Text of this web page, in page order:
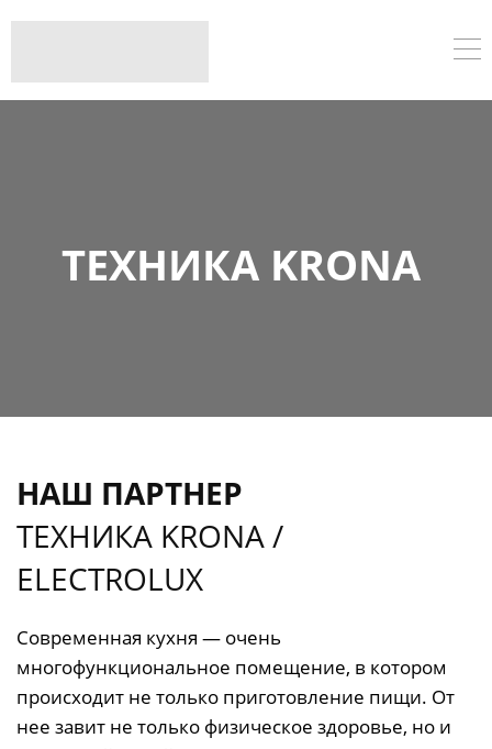
ТЕХНИКА KRONA
НАШ ПАРТНЕР
ТЕХНИКА KRONA /
ELECTROLUX
Современная кухня — очень
многофункциональное помещение, в котором
происходит не только приготовление пищи. От
нее завит не только физическое здоровье, но и